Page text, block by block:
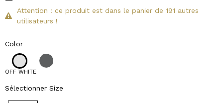
Attention : ce produit est dans le panier de 191 autres
utilisateurs !
Color
OFF WHITE
Sélectionner Size